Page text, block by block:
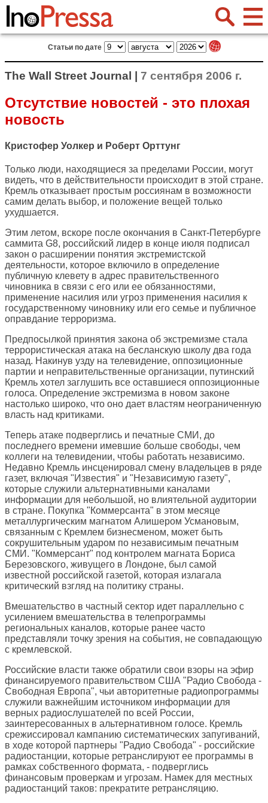
Статьи по дате
The Wall Street Journal | 7 сентября 2006 г.
Отсутствие новостей - это плохая
новость
Кристофер Уолкер и Роберт Орттунг
Только люди, находящиеся за пределами России, могут
видеть, что в действительности происходит в этой стране.
Кремль отказывает простым россиянам в возможности
самим делать выбор, и положение вещей только
ухудшается.
Этим летом, вскоре после окончания в Санкт-Петербурге
саммита G8, российский лидер в конце июля подписал
закон о расширении понятия экстремистской
деятельности, которое включило в определение
публичную клевету в адрес правительственного
чиновника в связи с его или ее обязанностями,
применение насилия или угроз применения насилия к
государственному чиновнику или его семье и публичное
оправдание терроризма.
Предпосылкой принятия закона об экстремизме стала
террористическая атака на бесланскую школу два года
назад. Накинув узду на телевидение, оппозиционные
партии и неправительственные организации, путинский
Кремль хотел заглушить все оставшиеся оппозиционные
голоса. Определение экстремизма в новом законе
настолько широко, что оно дает властям неограниченную
власть над критиками.
Теперь атаке подверглись и печатные СМИ, до
последнего времени имевшие больше свободы, чем
коллеги на телевидении, чтобы работать независимо.
Недавно Кремль инсценировал смену владельцев в ряде
газет, включая "Известия" и "Независимую газету",
которые служили альтернативными каналами
информации для небольшой, но влиятельной аудитории
в стране. Покупка "Коммерсанта" в этом месяце
металлургическим магнатом Алишером Усмановым,
связанным с Кремлем бизнесменом, может быть
сокрушительным ударом по независимым печатным
СМИ. "Коммерсант" под контролем магната Бориса
Березовского, живущего в Лондоне, был самой
известной российской газетой, которая излагала
критический взгляд на политику страны.
Вмешательство в частный сектор идет параллельно с
усилением вмешательства в телепрограммы
региональных каналов, которые ранее часто
представляли точку зрения на события, не совпадающую
с кремлевской.
Российские власти также обратили свои взоры на эфир
финансируемого правительством США "Радио Свобода -
Свободная Европа", чьи авторитетные радиопрограммы
служили важнейшим источником информации для
верных радиослушателей по всей России,
заинтересованных в альтернативном голосе. Кремль
срежиссировал кампанию систематических запугиваний,
в ходе которой партнеры "Радио Свобода" - российские
радиостанции, которые ретранслируют ее программы в
рамках собственного формата, - подверглись
финансовым проверкам и угрозам. Намек для местных
радиостанций таков: прекратите ретрансляцию.